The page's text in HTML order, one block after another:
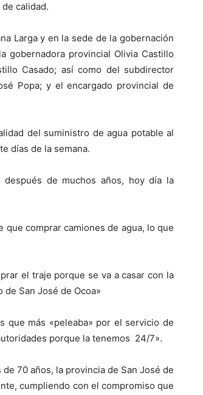
calidad.
Larga y en la sede de la gobernación
gobernadora provincial Olivia Castillo
Casado; así como del subdirector
Popa; y el encargado provincial de
del suministro de agua potable al
días de la semana.
de muchos años, hoy día la
comprar camiones de agua, lo que
el traje porque se va a casar con la
San José de Ocoa»
que más «peleaba» por el servicio de
porque la tenemos 24/7».
70 años, la provincia de San José de
cumpliendo con el compromiso que